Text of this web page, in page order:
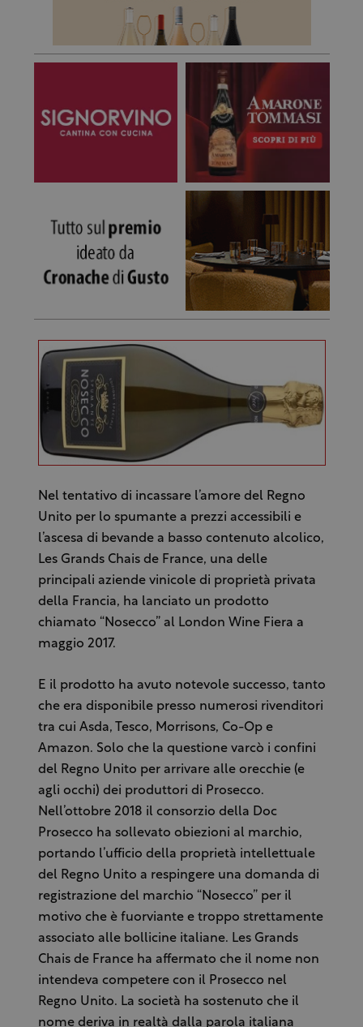
Nel tentativo di incassare l’amore del Regno
Unito per lo spumante a prezzi accessibili e
l’ascesa di bevande a basso contenuto alcolico,
Les Grands Chais de France, una delle
principali aziende vinicole di proprietà privata
della Francia, ha lanciato un prodotto
chiamato “Nosecco” al London Wine Fiera a
maggio 2017.
E il prodotto ha avuto notevole successo, tanto
che era disponibile presso numerosi rivenditori
tra cui Asda, Tesco, Morrisons, Co-Op e
Amazon. Solo che la questione varcò i confini
del Regno Unito per arrivare alle orecchie (e
agli occhi) dei produttori di Prosecco.
Nell’ottobre 2018 il consorzio della Doc
Prosecco ha sollevato obiezioni al marchio,
portando l’ufficio della proprietà intellettuale
del Regno Unito a respingere una domanda di
registrazione del marchio “Nosecco” per il
motivo che è fuorviante e troppo strettamente
associato alle bollicine italiane. Les Grands
Chais de France ha affermato che il nome non
intendeva competere con il Prosecco nel
Regno Unito. La società ha sostenuto che il
nome deriva in realtà dalla parola italiana